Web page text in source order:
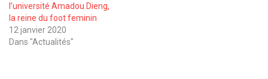
l’université Amadou Dieng,
la reine du foot feminin
12 janvier 2020
Dans "Actualités"